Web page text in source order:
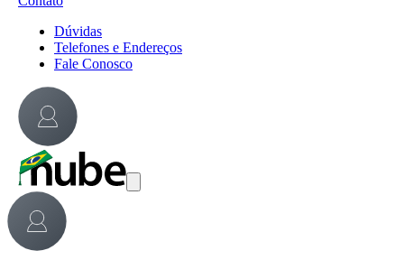
Dúvidas
Telefones e Endereços
Fale Conosco